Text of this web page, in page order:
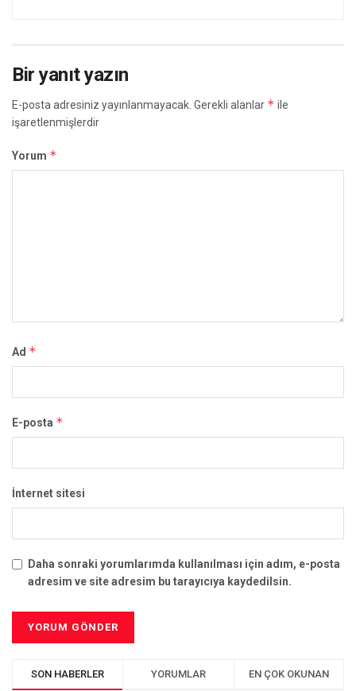
Bir yanıt yazın
E-posta adresiniz yayınlanmayacak. Gerekli alanlar * ile
işaretlenmişlerdir
Yorum *
Ad *
E-posta *
İnternet sitesi
Daha sonraki yorumlarımda kullanılması için adım, e-posta
adresim ve site adresim bu tarayıcıya kaydedilsin.
SON HABERLER YORUMLAR EN ÇOK OKUNAN